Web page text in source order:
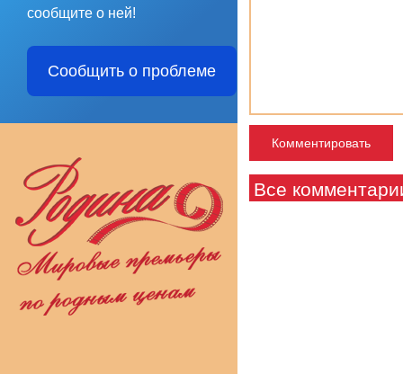
сообщите о ней!
Сообщить о проблеме
Все